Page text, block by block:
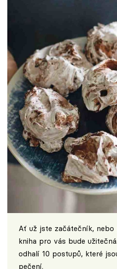
Ať už jste začátečník,
kniha pro vás bude
odhalí 10 postupů, které
pečení.